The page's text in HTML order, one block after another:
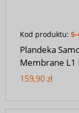
Kod produktu: 5-
Plandeka
Membrane L1
159,90 zł